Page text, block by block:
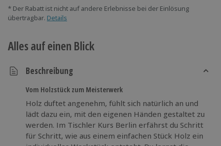
* Der Rabatt ist nicht auf andere Erlebnisse bei der Einlösung
übertragbar. Details
Alles auf einen Blick
Beschreibung
Vom Holzstück zum Meisterwerk
Holz duftet angenehm, fühlt sich natürlich an und
lädt dazu ein, mit den eigenen Händen gestaltet zu
werden. Im Tischler Kurs Berlin erfährst du Schritt
für Schritt, wie aus einem einfachen Stück Holz ein